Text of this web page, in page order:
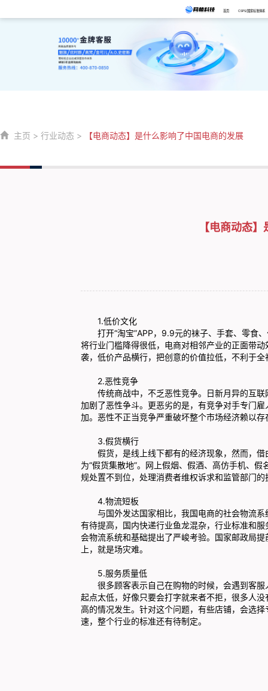
首页 CSPS/国家标准体系
主页 > 行业动态 > 【电商动态】是什么影响了中国电商的发展
【电商动态
1.低价文化
打开“淘宝”APP，9.9元的袜子、手套、零食
将行业门槛降得很低，电商对相邻产业的正面带
袭，低价产品横行，把创意的价值拉低，不利于
2.恶性竞争
传统商战中，不乏恶性竞争。日新月异的互联
加剧了恶性争斗。更恶劣的是，有竞争对手专门
加。恶性不正当竞争严重破坏整个市场经济赖以存
3.假货横行
假货，是线上线下都有的经济现象，然而，借
为“假货集散地”。网上假烟、假酒、高仿手机、
规处置不到位，处理消费者维权诉求和监管部门
4.物流短板
与国外发达国家相比，我国电商的社会物流系
有待提高，国内快递行业鱼龙混杂，行业标准和
会物流系统和基础提出了严峻考验。国家邮政局
上，就是场灾难。
5.服务质量低
很多顾客表示自己在购物的时候，会遇到客服
起点太低，好像只要会打字就来者不拒，很多人
高的情况发生。针对这个问题，有些店铺，会选择
速，整个行业的标准还有待制定。